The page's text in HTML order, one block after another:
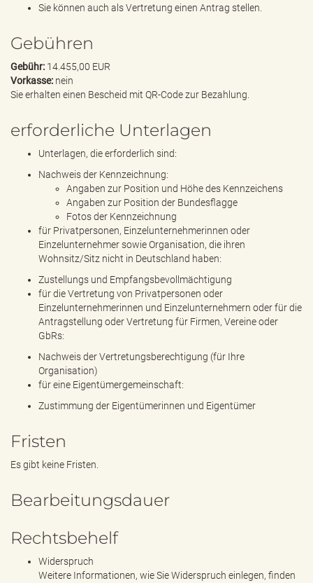
Sie können auch als Vertretung einen Antrag stellen.
Gebühren
Gebühr: 14.455,00 EUR
Vorkasse: nein
Sie erhalten einen Bescheid mit QR-Code zur Bezahlung.
erforderliche Unterlagen
Unterlagen, die erforderlich sind:
Nachweis der Kennzeichnung:
Angaben zur Position und Höhe des Kennzeichens
Angaben zur Position der Bundesflagge
Fotos der Kennzeichnung
für Privatpersonen, Einzelunternehmerinnen oder
Einzelunternehmer sowie Organisation, die ihren
Wohnsitz/Sitz nicht in Deutschland haben:
Zustellungs und Empfangsbevollmächtigung
für die Vertretung von Privatpersonen oder
Einzelunternehmerinnen und Einzelunternehmern oder für die
Antragstellung oder Vertretung für Firmen, Vereine oder
GbRs:
Nachweis der Vertretungsberechtigung (für Ihre
Organisation)
für eine Eigentümergemeinschaft:
Zustimmung der Eigentümerinnen und Eigentümer
Fristen
Es gibt keine Fristen.
Bearbeitungsdauer
Rechtsbehelf
Widerspruch
Weitere Informationen, wie Sie Widerspruch einlegen, finden